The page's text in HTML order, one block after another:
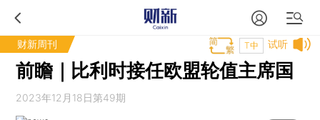
财新周刊 试听
T中
前瞻｜比利时接任欧盟轮值主席国
2023年12月18日第49期